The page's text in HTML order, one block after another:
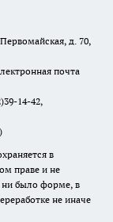
д. 70,
почта
14-42,
в
праве и не
ни было форме, в
не иначе